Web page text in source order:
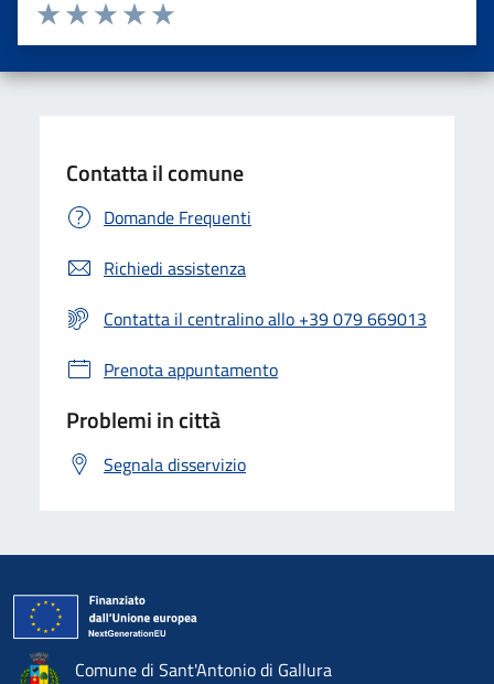
Valuta da 1 a 5 stelle la pagina
Valuta 5 stelle su 5
Valuta 4 stelle su 5
Valuta 3 stelle su 5
Valuta 2 stelle su 5
Valuta una stella su 5
Contatta il comune
Domande Frequenti
Richiedi assistenza
Contatta il centralino allo +39 079 669013
Prenota appuntamento
Problemi in città
Segnala disservizio
Comune di Sant'Antonio di Gallura